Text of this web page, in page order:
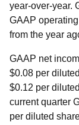
year-over-year.
GAAP
from the year
GAAP net
$0.08 per
$0.12 per
current quarter
per diluted